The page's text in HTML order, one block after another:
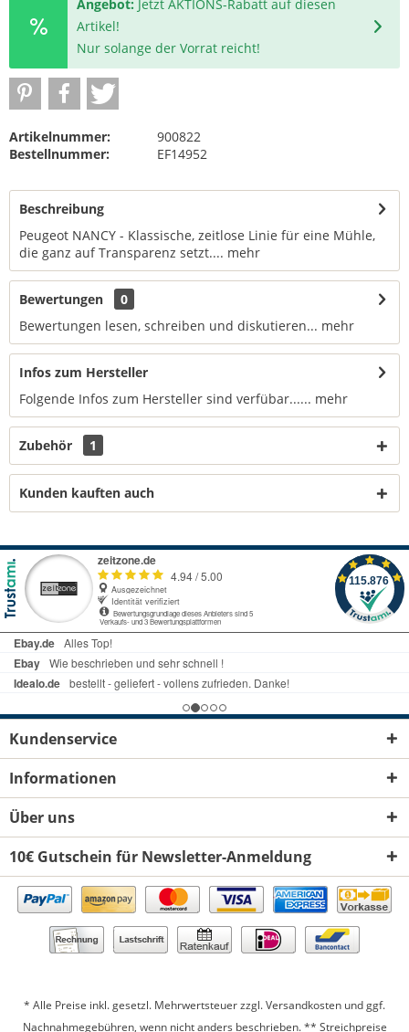
Angebot: Jetzt AKTIONS-Rabatt auf diesen
Artikel!
Nur solange der Vorrat reicht!
Artikelnummer:
900822
Bestellnummer:
EF14952
Beschreibung
Peugeot NANCY - Klassische, zeitlose Linie für eine Mühle,
die ganz auf Transparenz setzt.... mehr
Bewertungen
0
Bewertungen lesen, schreiben und diskutieren... mehr
Infos zum Hersteller
Folgende Infos zum Hersteller sind verfübar...... mehr
Zubehör 1
Kunden kauften auch
Kundenservice
Informationen
Über uns
10€ Gutschein für Newsletter-Anmeldung
* Alle Preise inkl. gesetzl. Mehrwertsteuer zzgl.Versandkosten und ggf.
Nachnahmegebühren, wenn nicht anders beschrieben. ** Streichpreise